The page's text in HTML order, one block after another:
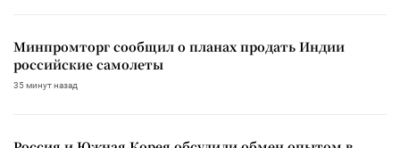
Минпромторг сообщил о планах продать Индии
российские самолеты
35 минут назад